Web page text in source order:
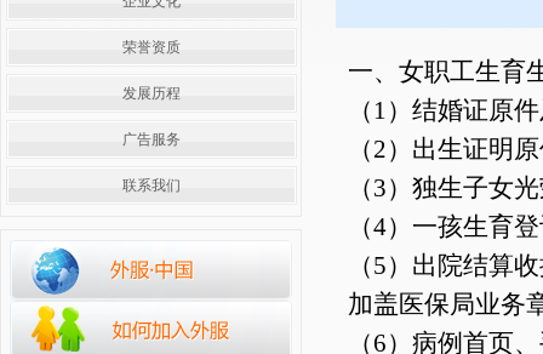
荣誉资质
发展历程
广告服务
联系我们
一、女职工生育
（1）结婚证原
（2）出生证明
（3）独生子女
（4）一孩生育
（5）出院结算
加盖医保局业务
（6）病例首页